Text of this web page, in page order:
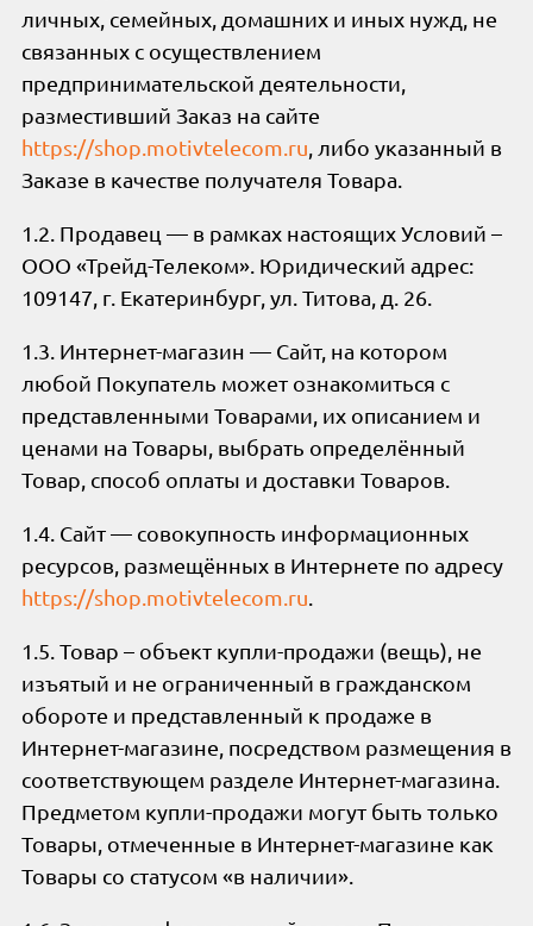
личных, семейных, домашних и иных нужд, не
связанных с осуществлением
предпринимательской деятельности,
разместивший Заказ на сайте
https://shop.motivtelecom.ru , либо указанный в
Заказе в качестве получателя Товара.
1.2. Продавец — в рамках настоящих Условий –
ООО «Трейд-Телеком». Юридический адрес:
109147, г. Екатеринбург, ул. Титова, д. 26.
1.3. Интернет-магазин — Сайт, на котором
любой Покупатель может ознакомиться с
представленными Товарами, их описанием и
ценами на Товары, выбрать определённый
Товар, способ оплаты и доставки Товаров.
1.4. Сайт — совокупность информационных
ресурсов, размещённых в Интернете по адресу
https://shop.motivtelecom.ru
1.5. Товар – объект купли-продажи (вещь), не
изъятый и не ограниченный в гражданском
обороте и представленный к продаже в
Интернет-магазине, посредством размещения в
соответствующем разделе Интернет-магазина.
Предметом купли-продажи могут быть только
Товары, отмеченные в Интернет-магазине как
Товары со статусом «в наличии».